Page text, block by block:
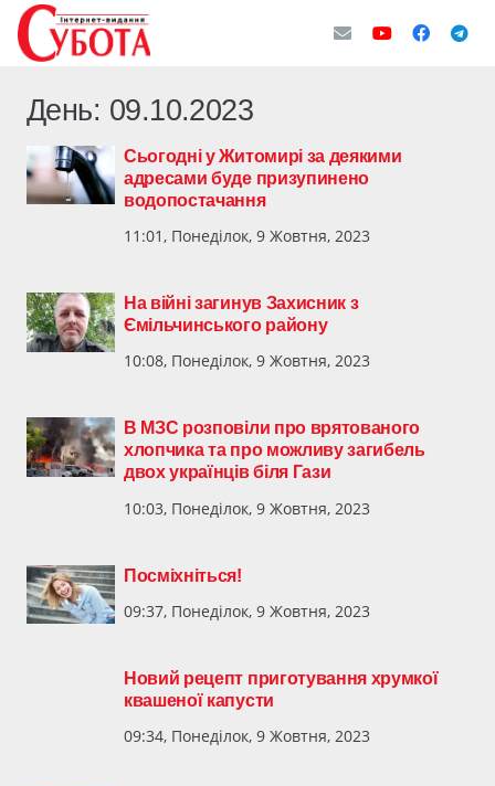
День: 09.10.2023
Сьогодні у Житомирі за деякими
адресами буде призупинено
водопостачання
11:01, Понеділок, 9 Жовтня, 2023
На війні загинув Захисник з
Ємільчинського району
10:08, Понеділок, 9 Жовтня, 2023
В МЗС розповіли про врятованого
хлопчика та про можливу загибель
двох українців біля Гази
10:03, Понеділок, 9 Жовтня, 2023
Посміхніться!
09:37, Понеділок, 9 Жовтня, 2023
Новий рецепт приготування хрумкої
квашеної капусти
09:34, Понеділок, 9 Жовтня, 2023